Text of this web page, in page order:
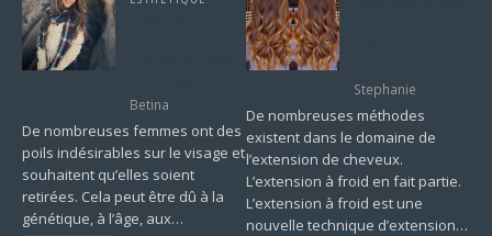
Betina
De nombreuses femmes ont des
poils indésirables sur le visage et
souhaitent qu’elles soient
retirées. Cela peut être dû à la
génétique, à l’âge, aux…
Stephanie
De nombreuses méthodes
existent dans le domaine de
l’extension de cheveux.
L’extension à froid en fait partie.
L’extension à froid est une
nouvelle technique d’extension…